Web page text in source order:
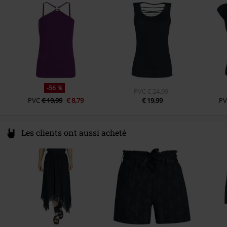
www.emp.de
-56 %
PVC€ 19,99 € 8,79
PVC € 24,99
€ 19,99
Les clients ont aussi acheté